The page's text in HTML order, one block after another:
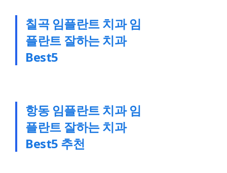
칠곡 임플란트 치과 임
플란트 잘하는 치과
Best5
항동 임플란트 치과 임
플란트 잘하는 치과
Best5 추천